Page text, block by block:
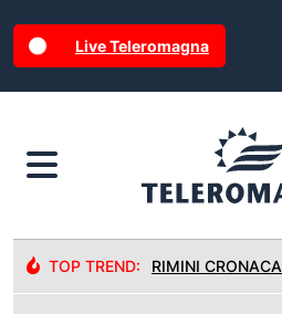
Live Teleromagna
TOP TREND: RIMINI CRONACA